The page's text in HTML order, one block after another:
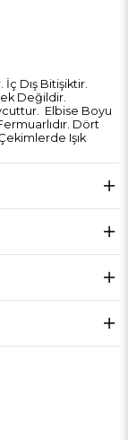
Dış Bitişiktir.
Değildir.
Elbise Boyu
Dört
Işık